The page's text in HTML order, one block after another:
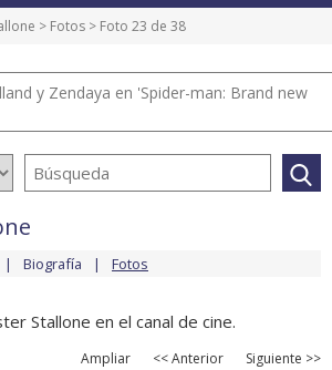
> Fotos > Foto 23 de 38
y Zendaya en 'Spider-man: Brand new
Biografía Fotos
Stallone en el canal de cine.
Ampliar << Anterior Siguiente >>